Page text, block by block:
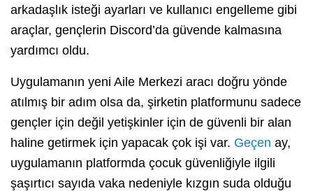
arkadaşlık isteği ayarları ve kullanıcı engelleme gibi
araçlar, gençlerin Discord’da güvende kalmasına
yardımcı oldu.
Uygulamanın yeni Aile Merkezi aracı doğru yönde
atılmış bir adım olsa da, şirketin platformunu sadece
gençler için değil yetişkinler için de güvenli bir alan
haline getirmek için yapacak çok işi var. Geçen ay,
uygulamanın platformda çocuk güvenliğiyle ilgili
şaşırtıcı sayıda vaka nedeniyle kızgın suda olduğu